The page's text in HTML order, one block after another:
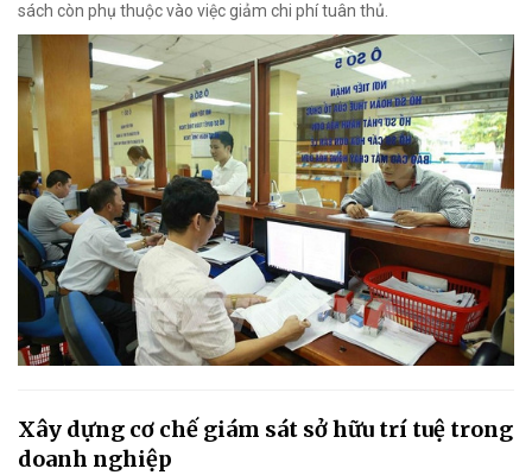
sách còn phụ thuộc vào việc giảm chi phí tuân thủ.
Xây dựng cơ chế giám sát sở hữu trí tuệ trong
doanh nghiệp